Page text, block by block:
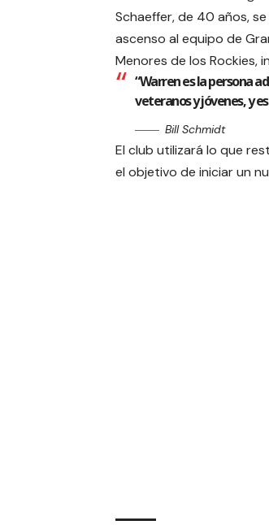
Schaeffer, de 40 años,
ascenso al equipo de
Menores de los Rockies,
“Warren es la persona
veteranos y jóvenes, y
Bill Schmidt
El club utilizará lo que
el objetivo de iniciar un